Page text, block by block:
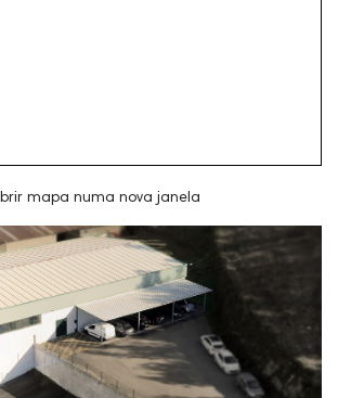
mapa numa nova janela